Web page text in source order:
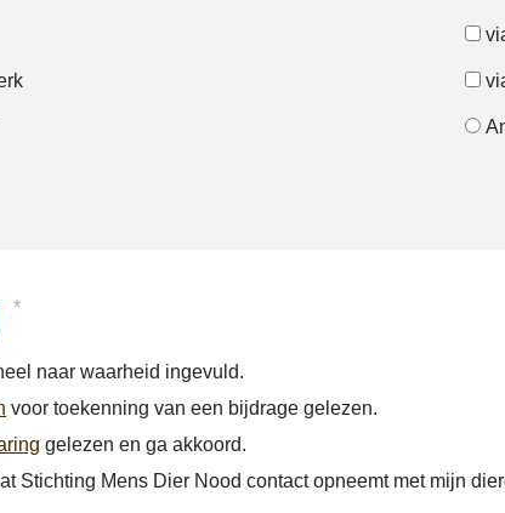
*
naar waarheid ingevuld.
voor toekenning van een bijdrage gelezen.
gelezen en ga akkoord.
Stichting Mens Dier Nood contact opneemt met mijn